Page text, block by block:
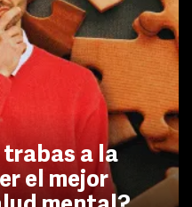
trabas a la
el mejor